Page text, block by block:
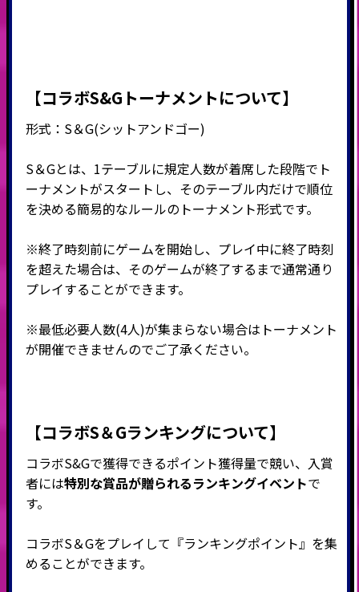
【コラボS&Gトーナメントについて】
形式： S＆G(シットアンドゴー)
S＆Gとは、1テーブルに規定人数が着席した段階でト
ーナメントがスタートし、そのテーブル内だけで順位
を決める簡易的なルールのトーナメント形式です。
※終了時刻前にゲームを開始し、プレイ中に終了時刻
を超えた場合は、そのゲームが終了するまで通常通り
プレイすることができます。
※最低必要人数(4人)が集まらない場合はトーナメント
が開催できませんのでご了承ください。
【コラボS＆Gランキングについて】
コラボS&Gで獲得できるポイント獲得量で競い、入賞
者には特別な賞品が贈られるランキングイベントで
す。
コラボS＆Gをプレイして『ランキングポイント』を集
めることができます。